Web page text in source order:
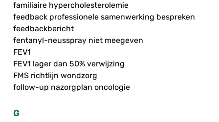
familiaire hypercholesterolemie
feedback professionele samenwerking bespreken
feedbackbericht
fentanyl-neusspray niet meegeven
FEV1
FEV1 lager dan 50% verwijzing
FMS richtlijn wondzorg
follow-up nazorgplan oncologie
G